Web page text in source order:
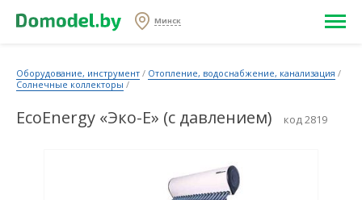
Минск
Оборудование, инструмент / Отопление, водоснабжение, канализация /
Солнечные коллекторы /
EcoEnergy «Эко-E» (c давлением) код 2819